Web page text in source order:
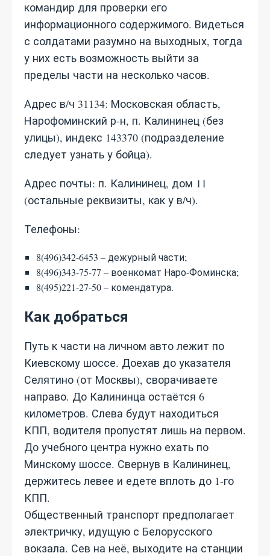
командир для проверки его
информационного содержимого. Видеться
с солдатами разумно на выходных, тогда
у них есть возможность выйти за
пределы части на несколько часов.
Адрес в/ч 31134: Московская область,
Нарофоминский р-н, п. Калининец (без
улицы), индекс 143370 (подразделение
следует узнать у бойца).
Адрес почты: п. Калининец, дом 11
(остальные реквизиты, как у в/ч).
Телефоны:
8(496)342-6453 – дежурный части;
8(496)343-75-77 – военкомат Наро-Фоминска;
8(495)221-27-50 – комендатура.
Как добраться
Путь к части на личном авто лежит по
Киевскому шоссе. Доехав до указателя
Селятино (от Москвы), сворачиваете
направо. До Калининца остаётся 6
километров. Слева будут находиться
КПП, водителя пропустят лишь на первом.
До учебного центра нужно ехать по
Минскому шоссе. Свернув в Калининец,
держитесь левее и едете вплоть до 1-го
КПП.
Общественный транспорт предполагает
электричку, идущую с Белорусского
вокзала. Сев на неё, выходите на станции